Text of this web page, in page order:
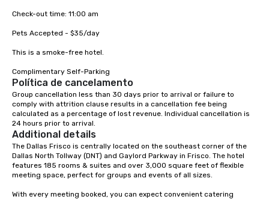
Check-out time: 11:00 am
Pets Accepted - $35/day
This is a smoke-free hotel.
Complimentary Self-Parking
Política de cancelamento
Group cancellation less than 30 days prior to arrival or failure to
comply with attrition clause results in a cancellation fee being
calculated as a percentage of lost revenue. Individual cancellation is
24 hours prior to arrival.
Additional details
The Dallas Frisco is centrally located on the southeast corner of the
Dallas North Tollway (DNT) and Gaylord Parkway in Frisco. The hotel
features 185 rooms & suites and over 3,000 square feet of flexible
meeting space, perfect for groups and events of all sizes.
With every meeting booked, you can expect convenient catering